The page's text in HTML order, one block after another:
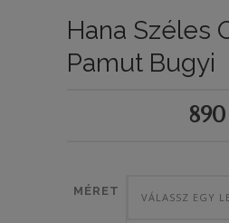
Hana Széles
Pamut Bugyi
890
MÉRET VÁLASSZ EGY